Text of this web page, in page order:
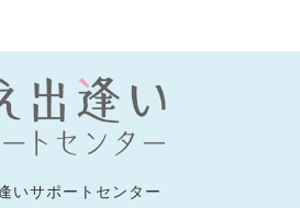
いサポートセンター